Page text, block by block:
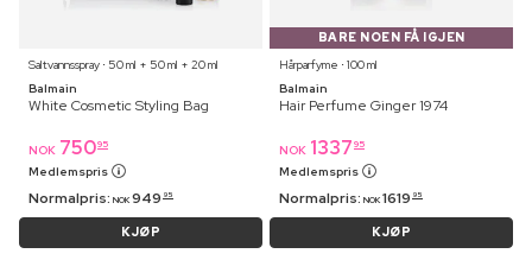
Saltvannsspray ⋅ 50 ml + 50 ml + 20 ml
Balmain
White Cosmetic Styling Bag
NOK 75095
Medlemspris
Normalpris: NOK 949 95
KJØP
BARE NOEN FÅ IGJEN
Hårparfyme ⋅ 100 ml
Balmain
Hair Perfume Ginger 1974
NOK 1337 95
Medlemspris
Normalpris: NOK 1619 95
KJØP